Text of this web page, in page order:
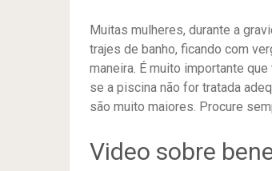
Muitas mulheres, durante a
trajes de banho, ficando com
maneira. É muito importante
se a piscina não for tratada
são muito maiores. Procure
Video sobre